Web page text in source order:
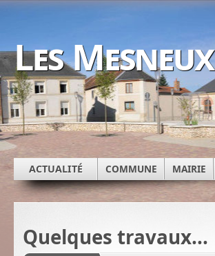
Les Mesneux
ACTUALITÉ COMMUNE MAIRIE
Quelques travaux...